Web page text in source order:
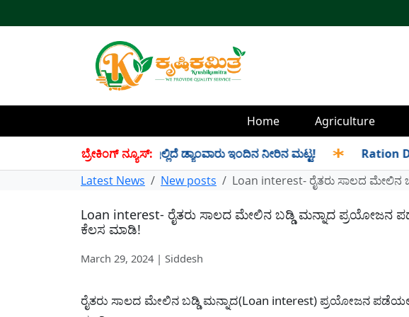
Home Agriculture
ಬ್ರೇಕಿಂಗ್ ನ್ಯೂಸ್:
TMC ನೀರು ಸಂಗ್ರಹ! ಇಲ್ಲಿದೆ ಡ್ಯಾಂವಾರು ಇಂದಿನ ನೀರಿನ ಮಟ್ಟ! ✱ Ration
Latest News
New posts Loan interest- ರೈತರು ಸಾಲದ
Loan interest- ರೈತರು ಸಾಲದ ಮೇಲಿನ ಬಡ್ಡಿ ಮನ್ನಾದ ಪ್ರಯೋಜನ
ಕೆಲಸ ಮಾಡಿ!
March 29, 2024 | Siddesh
ರೈತರು ಸಾಲದ ಮೇಲಿನ ಬಡ್ಡಿ ಮನ್ನಾದ(Loan interest) ಪ್ರಯೋಜನ